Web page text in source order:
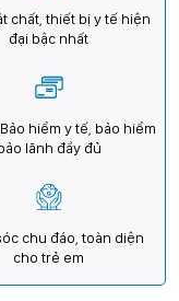
chất, thiết bị y tế hiện
đại bậc nhất
hiểm y tế, bảo hiểm
lãnh đầy đủ
chu đáo, toàn diện
cho trẻ em